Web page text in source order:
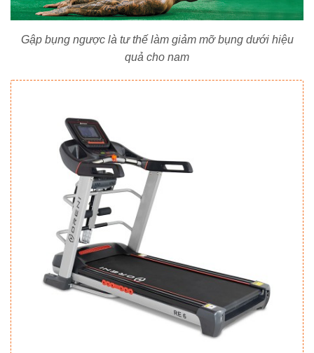
Gập bụng ngược là tư thế làm giảm mỡ bụng dưới hiệu
quả cho nam